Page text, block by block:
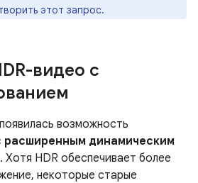
этот запрос.
видео с
возможность
расширенным динамическим
. Хотя HDR обеспечивает более
некоторые старые